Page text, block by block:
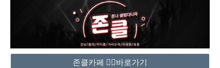
존클카페 ❤️‍🔥바로가기